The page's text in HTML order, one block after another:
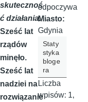
skutecznoś
ć działania.
Sześć lat
rządów
minęło.
Sześć lat
nadziei na
rozwiązanie
odpoczywa
Miasto:
Gdynia
Staty
styka
bloge
ra
Liczba
wpisów: 1,